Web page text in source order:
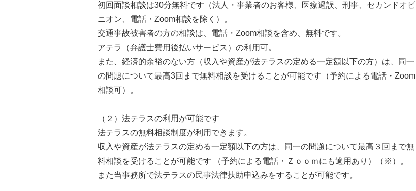
初回面談相談は30分無料です（法人・事業者のお客様、医療過誤、刑事、セカンドオピ
ニオン、電話・Zoom相談を除く）。
交通事故被害者の方の相談は、電話・Zoom相談を含め、無料です。
アテラ（弁護士費用後払いサービス）の利用可。
また、経済的余裕のない方（収入や資産が法テラスの定める一定額以下の方）は、同一
の問題について最高3回まで無料相談を受けることが可能です（予約による電話・Zoom
相談可）。
（２）法テラスの利用が可能です
法テラスの無料相談制度が利用できます。
収入や資産が法テラスの定める一定額以下の方は、同一の問題について最高３回まで無
料相談を受けることが可能です （予約による電話・Ｚｏｏｍにも適用あり）（※）。
また当事務所で法テラスの民事法律扶助申込みをすることが可能です。